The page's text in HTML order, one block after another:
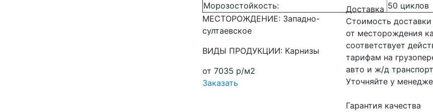
Морозостойкость:
50 циклов
МЕСТОРОЖДЕНИЕ: Западно-
султаевское
ВИДЫ ПРОДУКЦИИ: Карнизы
от 7035 р/м2
Заказать
Доставка
Стоимость доставки
от месторождения
соответствует
тарифам на
авто и ж/д
Уточняйте у
Гарантия качества